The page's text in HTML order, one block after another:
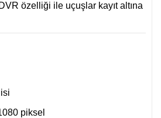
özelliği ile uçuşlar kayıt altına
piksel